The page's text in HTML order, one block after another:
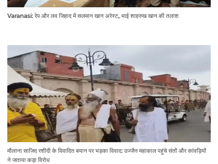
Varanasi: रेप और लव जिहाद में सलमान खान अरेस्ट, भाई शाहरुख खान की तलाश
मौलाना साजिद रशीदी के विवादित बयान पर भड़का विवाद: उज्जैन महाकाल पहुंचे संतों और कांवड़ियों
ने जताया कड़ा विरोध